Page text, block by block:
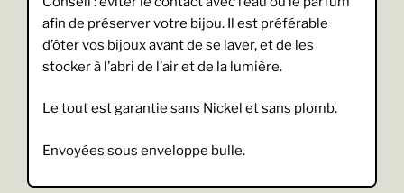
afin de préserver votre bijou. Il est préférable
d’ôter vos bijoux avant de se laver, et de les
stocker à l’abri de l’air et de la lumière.
Le tout est garantie sans Nickel et sans plomb.
Envoyées sous enveloppe bulle.